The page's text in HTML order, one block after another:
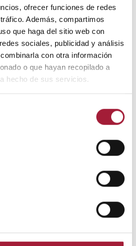
ofrecer funciones de redes
Además, compartimos
que haga del sitio web con
sociales, publicidad y análisis
con otra información
o que hayan recopilado a
hecho de sus servicios.
el calcio y el hierro, por lo que se
una hora para beber café
en algunas personas puede
y el estado de
causar nerviosismo.
es excesiva?
excesivo después de comer
después de una
en que la somnolencia